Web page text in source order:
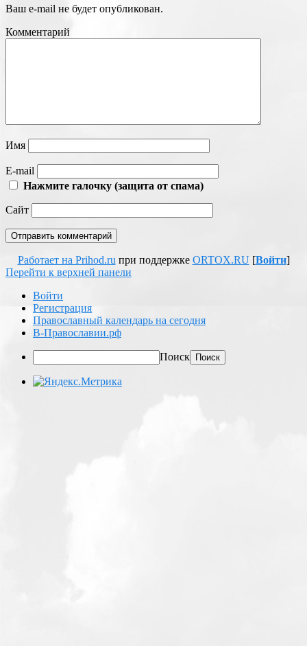
Ваш e-mail не будет опубликован.
Комментарий
Имя
E-mail
Нажмите галочку (защита от спама)
Сайт
Работает на Prihod.ru при поддержке ORTOX.RU [Войти]
Перейти к верхней панели
Войти
Регистрация
Православный календарь на сегодня
В-Православии.рф
Поиск